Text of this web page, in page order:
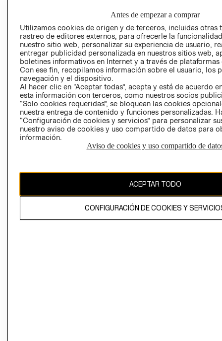
GIFT CARD
AVISO DE
Perú (S/)
CAMBIAR REGIÓN
propiedad de H&M Hennes & Mauritz AB
Antes de empezar a comprar
Utilizamos cookies de origen y de terceros, incluidas otras
rastreo de editores externos, para ofrecerle la
nuestro sitio web, personalizar su experiencia de usuario,
entregar publicidad personalizada en nuestros sitios web,
boletines informativos en Internet y a través de plataformas
Con ese fin, recopilamos información sobre el usuario, los
navegación y el dispositivo.
Al hacer clic en “Aceptar todas”, acepta y está de acuerdo
esta información con terceros, como nuestros socios
“Solo cookies requeridas”, se bloquean las cookies
nuestra entrega de contenido y funciones personalizadas.
“Configuración de cookies y servicios” para personalizar
nuestro aviso de cookies y uso compartido de datos para
información.
Aviso de cookies y uso compartido de
ACEPTAR TODO
CONFIGURACIÓN DE COOKIES Y